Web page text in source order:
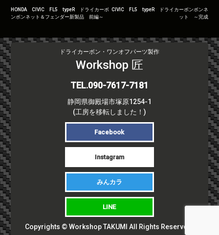
投
稿
ビ
ゲ
ー
シ
ョ
ン
HONDA CIVIC FL5 typeR ドライカーボ
ンボンネット＆フェンダー新製品 前編～
CIVIC FL5 typeR ドライカーボンボンネ
ット ～完成
ドライカーボン・ワンオフパーツ製作
Workshop 匠
TEL.090-7617-7181
静岡県御殿場市塚原1254-1
(工房を移転しました！)
Facebook
Instagram
みんカラ
LINE
Copyrights © Workshop TAKUMI All Rights Reserved.